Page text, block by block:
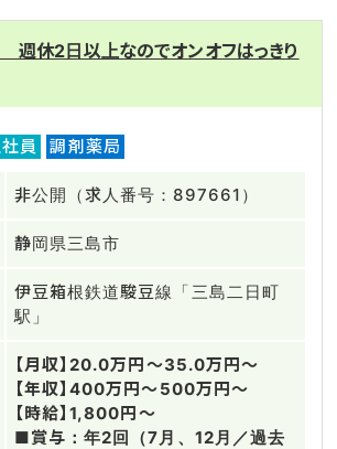
週休2日以上なのでオンオフはっきり
員 調剤薬局
非公開（求人番号：897661）
静岡県三島市
伊豆箱根鉄道駿豆線「三島二日町
駅」
【月収】20.0万円～35.0万円～
【年収】400万円～500万円～
【時給】1,800円～
■賞与：年2回（7月、12月／過去